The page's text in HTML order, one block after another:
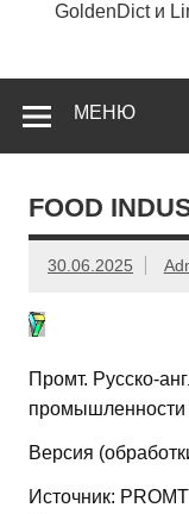
GoldenDict и
МЕНЮ
FOOD
30.06.2025
Промт. Русско-
промышленности
Версия
Источник: